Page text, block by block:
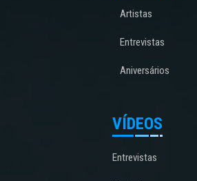
Artistas
Entrevistas
Aniversários
VÍDEOS
Entrevistas